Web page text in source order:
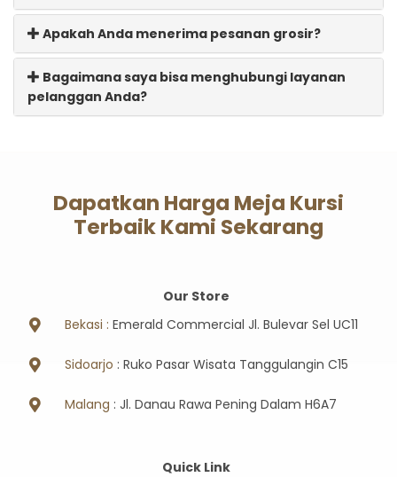
Apakah Anda menerima pesanan grosir?
Bagaimana saya bisa menghubungi layanan
pelanggan Anda?
Dapatkan Harga Meja Kursi
Terbaik Kami Sekarang
Our Store
Bekasi : Emerald Commercial Jl. Bulevar Sel UC11
Sidoarjo : Ruko Pasar Wisata Tanggulangin C15
Malang : Jl. Danau Rawa Pening Dalam H6A7
Quick Link